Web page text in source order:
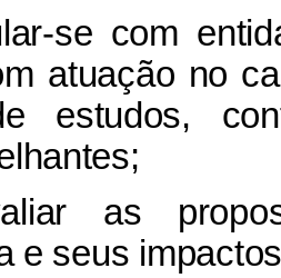
se com
atuação no
estudos,
as
e seus